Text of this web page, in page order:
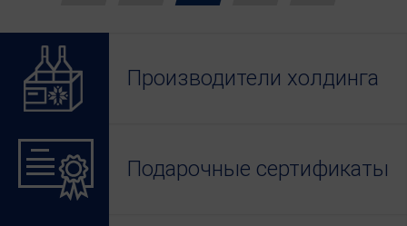
Производители холдинга
Подарочные сертификаты